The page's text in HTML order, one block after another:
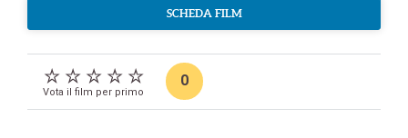
SCHEDA FILM
Vota il film per primo
0